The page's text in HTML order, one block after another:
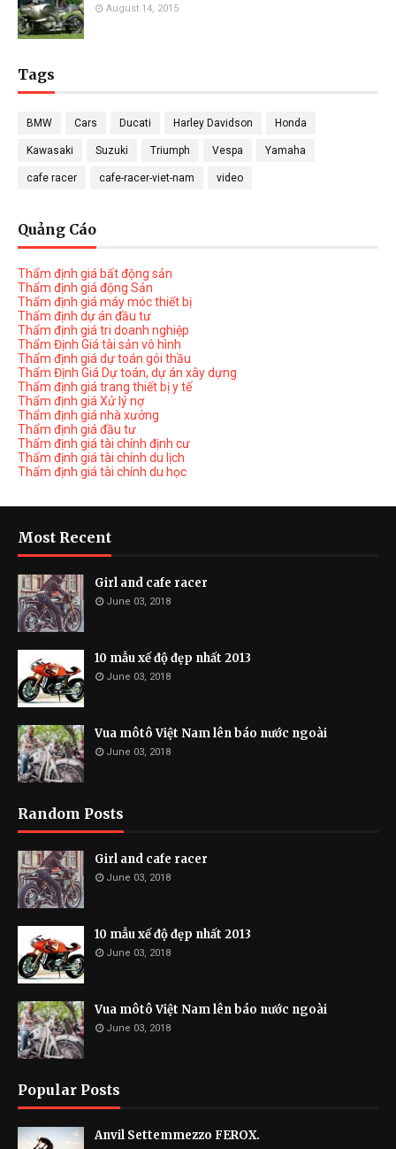
August 14, 2015
Tags
BMW Cars Ducati Harley Davidson Honda
Kawasaki Suzuki Triumph Vespa Yamaha
cafe racer cafe-racer-viet-nam video
Quảng Cáo
Thẩm định giá bất động sản
Thẩm định giá động Sản
Thẩm định giá máy móc thiết bị
Thẩm định dự án đầu tư
Thẩm định giá tri doanh nghiệp
Thẩm Định Giá tài sản vô hình
Thẩm định giá dự toán gói thầu
Thẩm Định Giá Dự toán, dự án xây dựng
Thẩm định giá trang thiết bị y tế
Thẩm định giá Xử lý nợ
Thẩm định giá nhà xưởng
Thẩm định giá đầu tư
Thẩm định giá tài chính định cư
Thẩm định giá tài chính du lịch
Thẩm định giá tài chính du học
Most Recent
Girl and cafe racer
June 03, 2018
10 mẫu xế độ đẹp nhất 2013
June 03, 2018
Vua môtô Việt Nam lên báo nước ngoài
June 03, 2018
Random Posts
Girl and cafe racer
June 03, 2018
10 mẫu xế độ đẹp nhất 2013
June 03, 2018
Vua môtô Việt Nam lên báo nước ngoài
June 03, 2018
Popular Posts
Anvil Settemmezzo FEROX.